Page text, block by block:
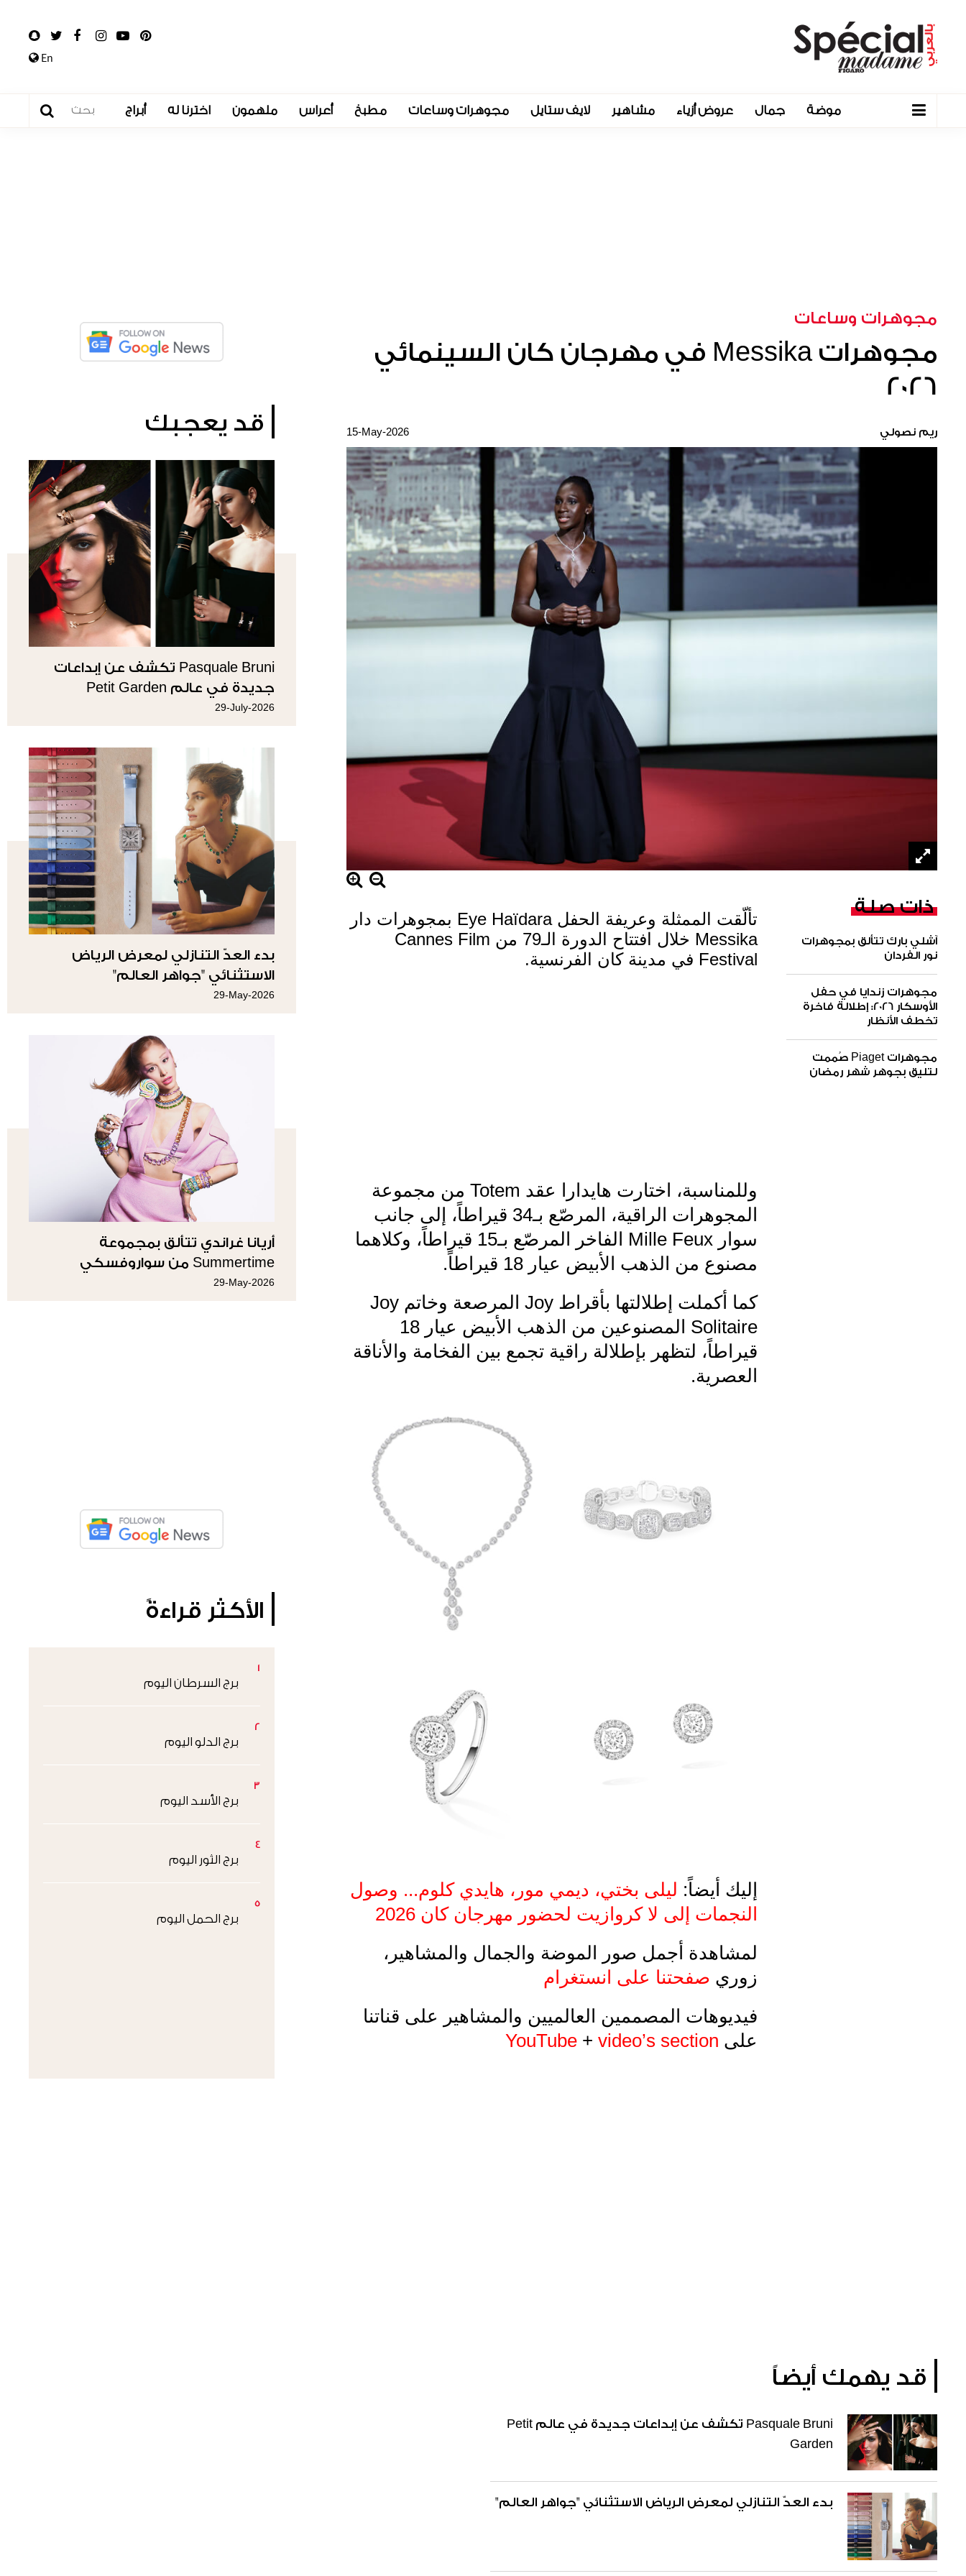
En
موضة جمال عروض أزياء مشاهير لايف ستايل مجوهرات وساعات مطبخ أعراس ملهمون اخترنا له أبراج
مجوهرات وساعات
مجوهرات Messika في مهرجان كان السينمائي
2026
ريم نصولي 15-May-2026
ذات صلة
آشلي بارك تتألق بمجوهرات
نور الفردان
مجوهرات زندايا في حفل
الأوسكار 2026: إطلالة فاخرة
تخطف الأنظار
مجوهرات Piaget صُممت
لتليق بجوهر شهر رمضان
تألّقت الممثلة وعريفة الحفل Eye Haïdara بمجوهرات دار
Messika خلال افتتاح الدورة الـ79 من Cannes Film
Festival في مدينة كان الفرنسية.
وللمناسبة، اختارت هايدارا عقد Totem من مجموعة
المجوهرات الراقية، المرصّع بـ34 قيراطاً، إلى جانب
سوار Mille Feux الفاخر المرصّع بـ15 قيراطاً، وكلاهما
مصنوع من الذهب الأبيض عيار 18 قيراطاً.
كما أكملت إطلالتها بأقراط Joy المرصعة وخاتم Joy
Solitaire المصنوعين من الذهب الأبيض عيار 18
قيراطاً، لتظهر بإطلالة راقية تجمع بين الفخامة والأناقة
العصرية.
إليك أيضاً: ليلى بختي، ديمي مور، هايدي كلوم... وصول
النجمات إلى لا كروازيت لحضور مهرجان كان 2026
لمشاهدة أجمل صور الموضة والجمال والمشاهير،
زوري صفحتنا على انستغرام
فيديوهات المصممين العالميين والمشاهير على قناتنا
على
YouTube + video’s section
قد يعجبك
Pasquale Bruni تكشف عن إبداعات
جديدة في عالم Petit Garden
29-July-2026
بدء العدّ التنازلي لمعرض الرياض
الاستثنائي "جواهر العالم"
29-May-2026
أريانا غراندي تتألق بمجموعة
Summertime من سواروفسكي
29-May-2026
الأكثر قراءةً
1
برج السرطان اليوم
2
برج الدلو اليوم
3
برج الأسد اليوم
4
برج الثور اليوم
5
برج الحمل اليوم
قد يهمك أيضاً
Pasquale Bruni تكشف عن إبداعات جديدة في عالم Petit
Garden
بدء العدّ التنازلي لمعرض الرياض الاستثنائي "جواهر العالم"